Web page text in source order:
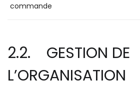
commande
2.2. GESTION DE
L’ORGANISATION